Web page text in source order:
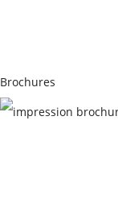
Brochures